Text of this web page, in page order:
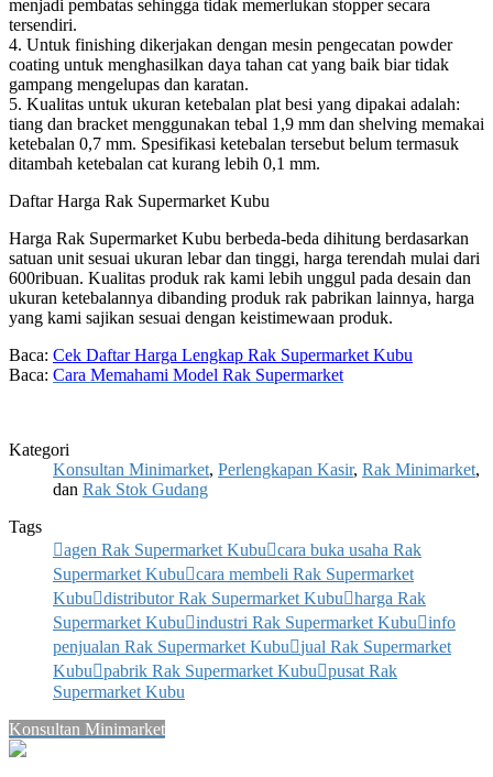
menjadi pembatas sehingga tidak memerlukan stopper secara
tersendiri.
4. Untuk finishing dikerjakan dengan mesin pengecatan powder
coating untuk menghasilkan daya tahan cat yang baik biar tidak
gampang mengelupas dan karatan.
5. Kualitas untuk ukuran ketebalan plat besi yang dipakai adalah:
tiang dan bracket menggunakan tebal 1,9 mm dan shelving memakai
ketebalan 0,7 mm. Spesifikasi ketebalan tersebut belum termasuk
ditambah ketebalan cat kurang lebih 0,1 mm.
Daftar Harga Rak Supermarket Kubu
Harga Rak Supermarket Kubu berbeda-beda dihitung berdasarkan
satuan unit sesuai ukuran lebar dan tinggi, harga terendah mulai dari
600ribuan. Kualitas produk rak kami lebih unggul pada desain dan
ukuran ketebalannya dibanding produk rak pabrikan lainnya, harga
yang kami sajikan sesuai dengan keistimewaan produk.
Baca: Cek Daftar Harga Lengkap Rak Supermarket Kubu
Baca: Cara Memahami Model Rak Supermarket
Kategori
Konsultan Minimarket, Perlengkapan Kasir, Rak Minimarket,
dan Rak Stok Gudang
Tags
agen Rak Supermarket Kubu
cara buka usaha Rak
Supermarket Kubu
cara membeli Rak Supermarket
Kubu
distributor Rak Supermarket Kubu
harga Rak
Supermarket Kubu
industri Rak Supermarket Kubu
info
penjualan Rak Supermarket Kubu
jual Rak Supermarket
Kubu
pabrik Rak Supermarket Kubu
pusat Rak
Supermarket Kubu
Konsultan Minimarket